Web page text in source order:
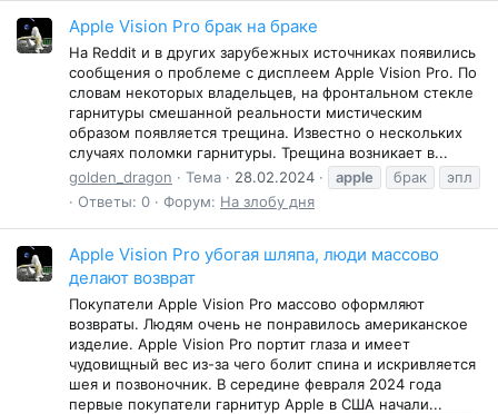
Apple Vision Pro брак на браке
На Reddit и в других зарубежных источниках появились
сообщения о проблеме с дисплеем Apple Vision Pro. По
словам некоторых владельцев, на фронтальном стекле
гарнитуры смешанной реальности мистическим
образом появляется трещина. Известно о нескольких
случаях поломки гарнитуры. Трещина возникает в...
golden_dragon
Тема 28.02.2024 apple брак
эпл
Ответы: 0
Форум: На злобу дня
Apple Vision Pro убогая шляпа, люди массово
делают возврат
Покупатели Apple Vision Pro массово оформляют
возвраты. Людям очень не понравилось американское
изделие. Apple Vision Pro портит глаза и имеет
чудовищный вес из-за чего болит спина и искривляется
шея и позвоночник. В середине февраля 2024 года
первые покупатели гарнитур Apple в США начали...